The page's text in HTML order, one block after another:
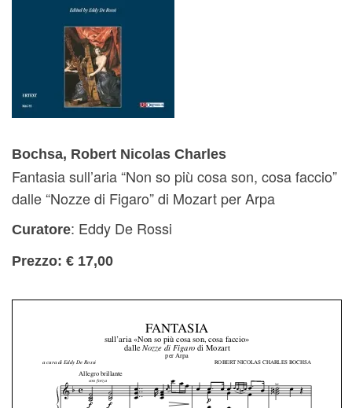
Bochsa, Robert Nicolas Charles
Fantasia sull’aria “Non so più cosa son, cosa faccio”
dalle “Nozze di Figaro” di Mozart per Arpa
Curatore: Eddy De Rossi
Prezzo: € 17,00